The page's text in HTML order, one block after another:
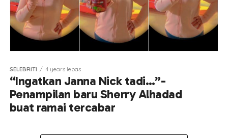
SELEBRITI 4 years lepas
“Ingatkan Janna Nick tadi…”-
Penampilan baru Sherry Alhadad
buat ramai tercabar